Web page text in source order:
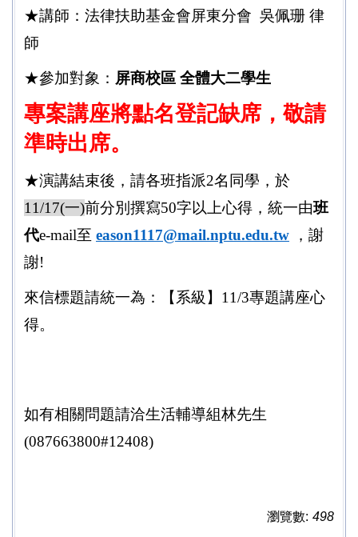
★講師：法律扶助基金會屏東分會 吳佩珊 律
師
★參加對象： 屏商校區 全體大二學生
專案講座將點名登記缺席，敬請
準時出席。
★演講結束後，請各班指派2名同學，於
11/17(一)前分別撰寫50字以上心得，統一由班
代e-mail至 eason1117@mail.nptu.edu.tw
，謝
謝!
來信標題請統一為：【系級】11/3專題講座心
得。
如有相關問題請洽生活輔導組林先生
(087663800#12408)
瀏覽數: 498